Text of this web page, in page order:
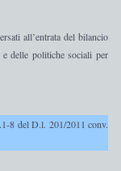
all’entrata del bilancio
delle politiche sociali per
8 del D.l. 201/2011 conv.